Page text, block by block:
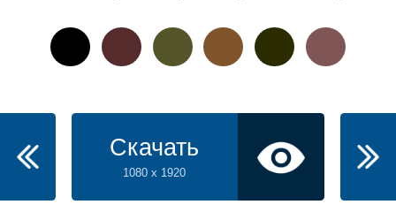
Скачать
1080 x 1920